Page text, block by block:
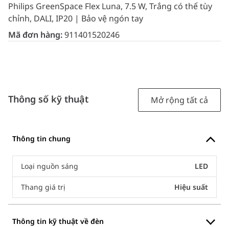
Philips GreenSpace Flex Luna, 7.5 W, Trắng có thể tùy
chỉnh, DALI, IP20 | Bảo vệ ngón tay
Mã đơn hàng:911401520246
Thông số kỹ thuật Mở rộng tất cả
Thông tin chung
Loại nguồn sáng LED
Thang giá trị Hiệu suất
Thông tin kỹ thuật về đèn